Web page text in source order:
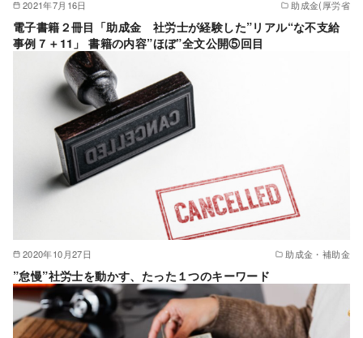
2021年7月16日 助成金(厚労省
電子書籍２冊目「助成金 社労士が経験した”リアル“な不支給
事例７＋11」 書籍の内容”ほぼ”全文公開⑤回目
2020年10月27日 助成金・補助金
”怠慢”社労士を動かす、たった１つのキーワード